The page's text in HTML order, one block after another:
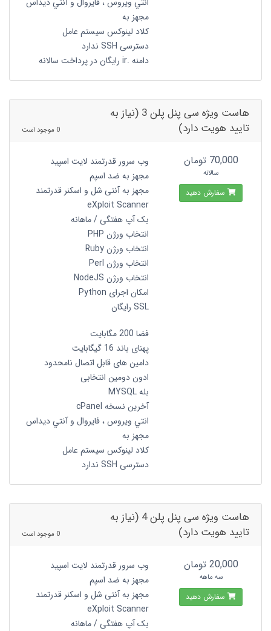
مجهز به
کلاد لینوکس سیستم عامل
دسترسی SSH ندارد
دامنه .ir رایگان در پرداخت سالانه
هاست ویژه سی پنل پلن 3 (نیاز به
تایید هویت دارد)
0 موجود است
وب سرور قدرتمند لایت اسپید
مجهز به ضد اسپم
مجهز به آنتی شل و اسکنر قدرتمند
eXploit Scanner
بک آپ هفتگی / ماهانه
انتخاب ورژن PHP
انتخاب ورژن Ruby
انتخاب ورژن Perl
انتخاب ورژن NodeJS
امکان اجرای Python
SSL رایگان
فضا 200 مگابایت
پهنای باند 16 گیگابایت
دامین های قابل اتصال نامحدود
ادون دومین انتخابی
بله MYSQL
آخرین نسخه cPanel
انتي ويروس ، فايروال و آنتي ديداس
مجهز به
کلاد لینوکس سیستم عامل
دسترسی SSH ندارد
70,000 تومان
سالانه
سفارش دهید
هاست ویژه سی پنل پلن 4 (نیاز به
تایید هویت دارد)
0 موجود است
وب سرور قدرتمند لایت اسپید
مجهز به ضد اسپم
مجهز به آنتی شل و اسکنر قدرتمند
eXploit Scanner
بک آپ هفتگی / ماهانه
20,000 تومان
سه ماهه
سفارش دهید